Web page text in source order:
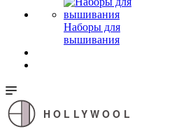
Наборы для
вышивания
HOLLYWOOL